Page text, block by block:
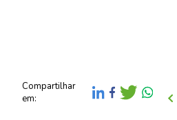
Compartilhar
em: